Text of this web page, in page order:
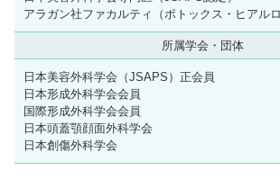
アラガン社ファカルティ（ボトックス・ヒアル
所属学会・団体
日本美容外科学会（JSAPS）正会員
日本形成外科学会会員
国際形成外科学会会員
日本頭蓋顎顔面外科学会
日本創傷外科学会